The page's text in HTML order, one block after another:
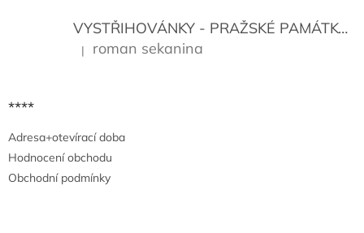
VYSTŘIHOVÁNKY - PRAŽSKÉ PAMÁTKY
Hodnocení produktu je 5 z 5 hvězdiček.
| roman sekanina
****
Adresa+otevírací doba
Hodnocení obchodu
Obchodní podmínky